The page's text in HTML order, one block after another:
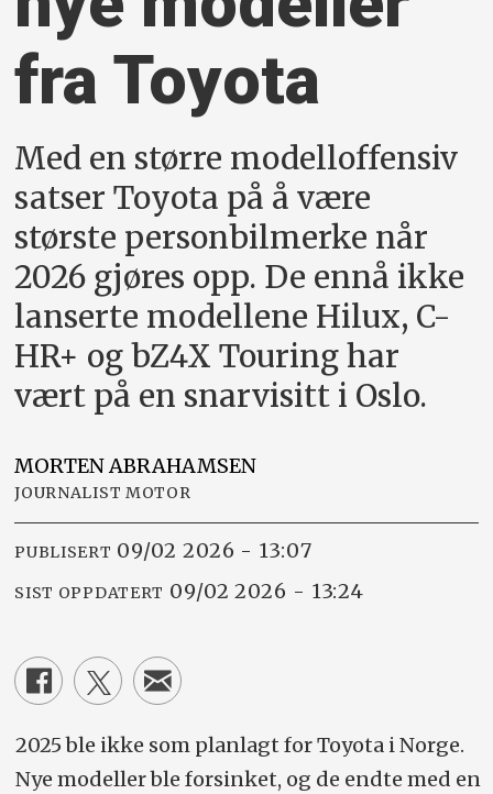
fra Toyota
Med en større modelloffensiv
satser Toyota på å være
største personbilmerke når
2026 gjøres opp. De ennå ikke
lanserte modellene Hilux, C-
HR+ og bZ4X Touring har
vært på en snarvisitt i Oslo.
MORTEN ABRAHAMSEN
JOURNALIST MOTOR
PUBLISERT 09/02 2026 - 13:07
SIST OPPDATERT 09/02 2026 - 13:24
2025 ble ikke som planlagt for Toyota i Norge.
Nye modeller ble forsinket, og de endte med en